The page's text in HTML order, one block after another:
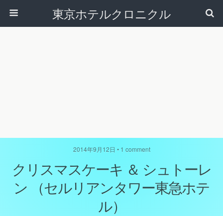
東京ホテルクロニクル
2014年9月12日 • 1 comment
クリスマスケーキ ＆ シュトーレ
ン （セルリアンタワー東急ホテ
ル）